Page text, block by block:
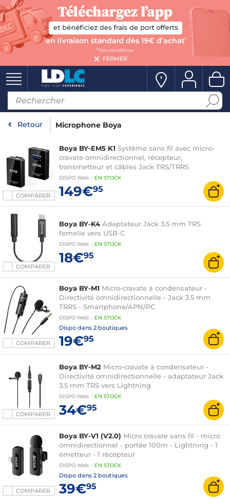
FERMER
Retour Microphone Boya
COMPARER
Boya BY-EM5 K1 Système sans fil avec micro-
cravate omnidirectionnel, récepteur,
transmetteur et câbles Jack TRS/TRRS
DISPO Web : EN STOCK
149€95
COMPARER
Boya BY-K4 Adaptateur Jack 3.5 mm TRS
femelle vers USB-C
DISPO Web : EN STOCK
18€95
COMPARER
Boya BY-M1 Micro-cravate à condensateur -
Directivité omnidirectionnelle - Jack 3.5 mm
TRRS - Smartphone/APN/PC
DISPO Web : EN STOCK
Dispo dans 2 boutiques
19€95
COMPARER
Boya BY-M2 Micro-cravate à condensateur -
Directivité omnidirectionnelle - adaptateur Jack
3.5 mm TRS vers Lightning
DISPO Web : EN STOCK
34€95
COMPARER
Boya BY-V1 (V2.0) Micro cravate sans fil - micro
omnidirectionnel - portée 100m - Lightning - 1
émetteur - 1 récepteur
DISPO Web : EN STOCK
Dispo dans 2 boutiques
39€95